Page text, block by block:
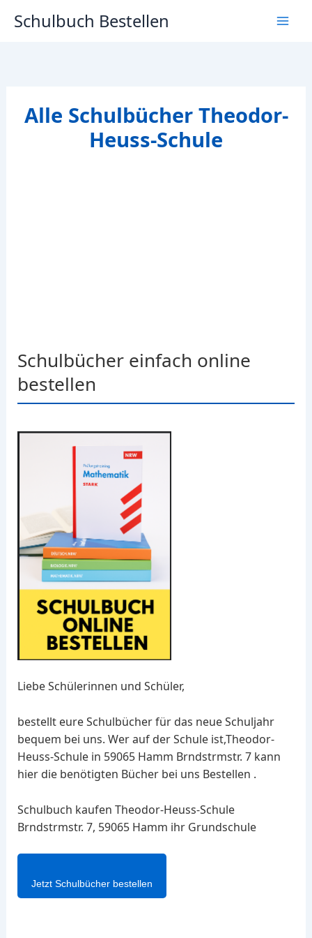
InhaltSchulbuch Bestellen
Alle Schulbücher Theodor-
Heuss-Schule
Schulbücher einfach online
bestellen
Liebe Schülerinnen und Schüler,
bestellt eure Schulbücher für das neue Schuljahr
bequem bei uns. Wer auf der Schule ist,Theodor-
Heuss-Schule in 59065 Hamm Brndstrmstr. 7 kann
hier die benötigten Bücher bei uns Bestellen .
Schulbuch kaufen Theodor-Heuss-Schule
Brndstrmstr. 7, 59065 Hamm ihr Grundschule
Jetzt Schulbücher bestellen